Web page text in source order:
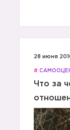
28 июня
#
Что за